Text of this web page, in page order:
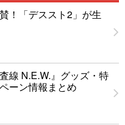
！「デススト2」が生
線 N.E.W.』グッズ・特
ーン情報まとめ